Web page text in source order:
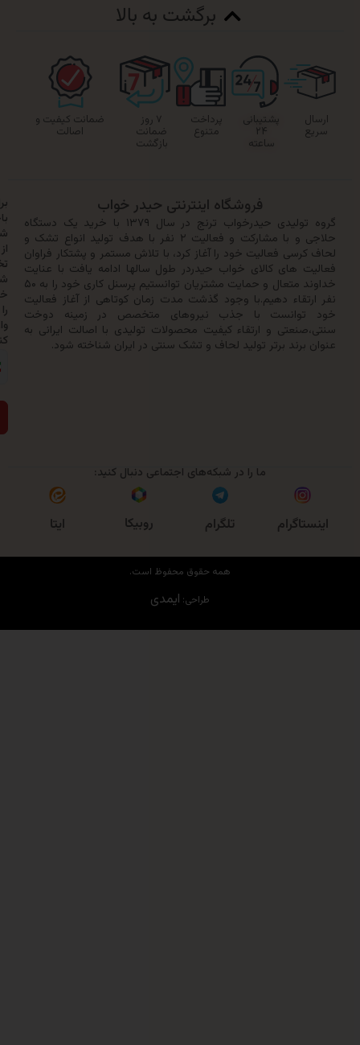
برگشت به بالا
پشتیبانی
۲۴
پرداخت
متنوع
۷ روز
ضمانت
ضمانت کیفیت و
اصالت
فروشگاه اینترنتی حیدر خواب
گروه تولیدی حیدرخواب ترنج در سال ۱۳۷۹ با خرید یک دستگاه
حلاجی و با مشارکت و فعالیت ۲ نفر با هدف تولید انواع تشک و
فعالیت خود را آغاز کرد، با تلاش مستمر و پشتکار فراوان
های کالای خواب حیدردر طول سالها ادامه یافت با عنایت
خداوند متعال و حمایت مشتریان توانستیم پرسنل کاری خود را به ۵۰
دهیم.با وجود گذشت مدت زمان کوتاهی از آغاز فعالیت
با جذب نیروهای متخصص در زمینه دوخت
و ارتقاء کیفیت محصولات تولیدی با اصالت ایرانی به
برتر تولید لحاف و تشک سنتی در ایران شناخته شود.
باخبر
شدن
از
تخفیف‌ها
شماره
خود
وارد
کنید:
ما را در شبکه‌های اجتماعی دنبال کنید:
تلگرام روبیکا
همه حقوق محفوظ است.
ایمدی